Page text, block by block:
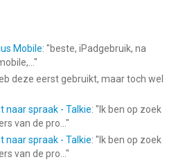
Mobile: "beste, iPadgebruik, na
"
deze eerst gebruikt, maar toch wel
naar spraak - Talkie: " Ik ben op zoek
van de pro... "
naar spraak - Talkie: " Ik ben op zoek
van de pro... "